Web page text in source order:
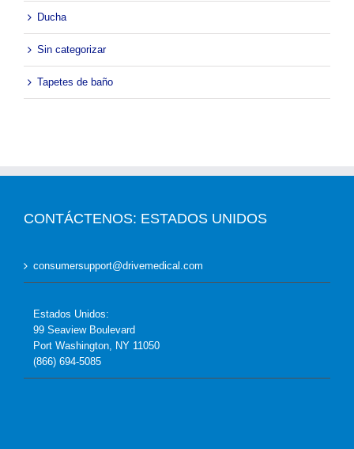
Ducha
Sin categorizar
Tapetes de baño
CONTÁCTENOS: ESTADOS UNIDOS
consumersupport@drivemedical.com
Estados Unidos:
99 Seaview Boulevard
Port Washington, NY 11050
(866) 694-5085